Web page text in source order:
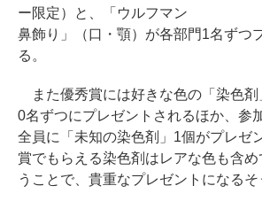
ー限定）と、「ウルフマン
鼻飾り」（口・顎）が各部門1名ずつ
る。
また優秀賞には好きな色の「染色剤
0名ずつにプレゼントされるほか、参
全員に「未知の染色剤」1個がプレゼ
賞でもらえる染色剤はレアな色も含
うことで、貴重なプレゼントになるそ